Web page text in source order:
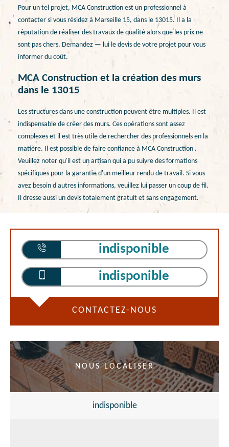
Pour un tel projet, MCA Construction est un professionnel à
contacter si vous résidez à Marseille 15, dans le 13015. Il a la
réputation de réaliser des travaux de qualité alors que les prix ne
sont pas chers. Demandez — lui le devis de votre projet pour vous
informer du coût.
MCA Construction et la création des murs
dans le 13015
Les structures dans une construction peuvent être multiples. Il est
indispensable de créer des murs. Ces opérations sont assez
complexes et il est très utile de rechercher des professionnels en la
matière. Il est possible de faire confiance à MCA Construction .
Veuillez noter qu'il est un artisan qui a pu suivre des formations
spécifiques pour la garantie d'un meilleur rendu de travail. Si vous
avez besoin d'autres informations, veuillez lui passer un coup de fil.
Il dresse aussi un devis totalement gratuit et sans engagement.
indisponible
indisponible
CONTACTEZ-NOUS
NOUS LOCALISER
indisponible